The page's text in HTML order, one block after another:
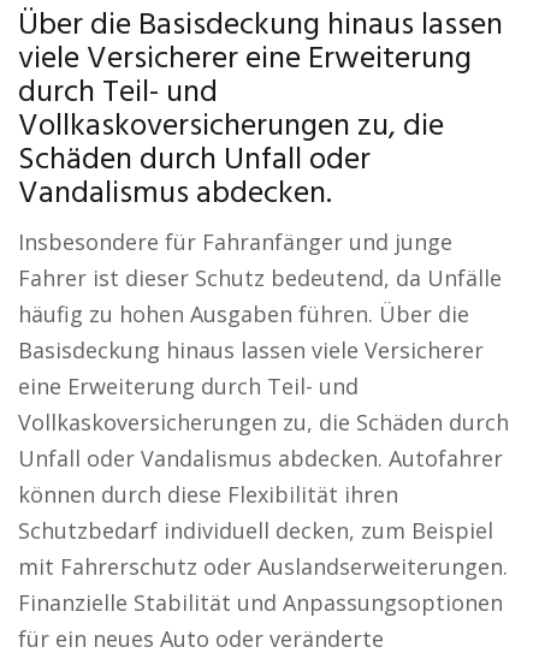
Über die Basisdeckung hinaus lassen
viele Versicherer eine Erweiterung
durch Teil- und
Vollkaskoversicherungen zu, die
Schäden durch Unfall oder
Vandalismus abdecken.
Insbesondere für Fahranfänger und junge
Fahrer ist dieser Schutz bedeutend, da Unfälle
häufig zu hohen Ausgaben führen. Über die
Basisdeckung hinaus lassen viele Versicherer
eine Erweiterung durch Teil- und
Vollkaskoversicherungen zu, die Schäden durch
Unfall oder Vandalismus abdecken. Autofahrer
können durch diese Flexibilität ihren
Schutzbedarf individuell decken, zum Beispiel
mit Fahrerschutz oder Auslandserweiterungen.
Finanzielle Stabilität und Anpassungsoptionen
für ein neues Auto oder veränderte